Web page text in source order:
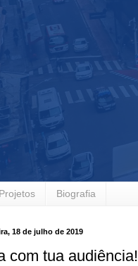
Projetos Biografia
18 de julho de 2019
com tua audiência!